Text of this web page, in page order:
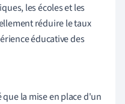
les écoles et les
réduire le taux
éducative des
la mise en place d'un